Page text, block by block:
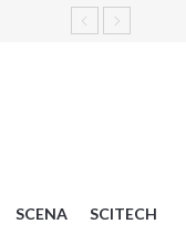
SCENA SCITECH